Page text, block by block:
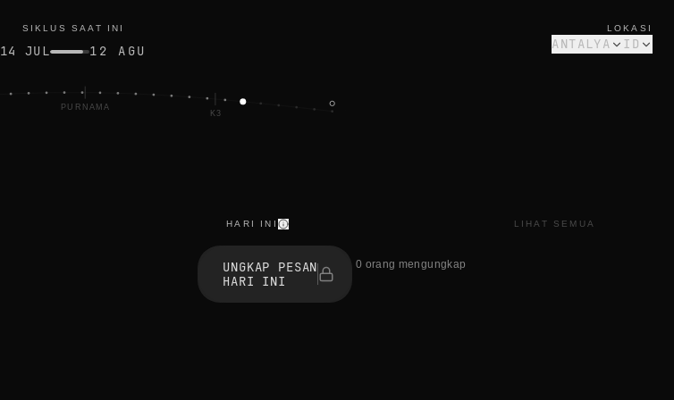
LOKASI
ANTALYA ID
SIKLUS SAAT INI
14 JUL 12 AGU
PURNAMA
K3
HARI INI LIHAT SEMUA
l
e
t
UNGKAP PESAN
HARI INI
0 orang mengungkap